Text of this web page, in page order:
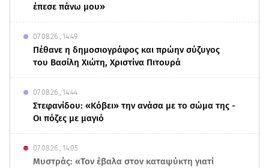
έπεσε πάνω μου»
07.08.26 , 14:49
Πέθανε η δημοσιογράφος και πρώην σύζυγος
του Βασίλη Χιώτη, Χριστίνα Πιτουρά
07.08.26 , 14:44
Στεφανίδου: «Κόβει» την ανάσα με το σώμα της -
Οι πόζες με μαγιό
07.08.26 , 14:05
Μυστράς: «Τον έβαλα στον καταψύκτη γιατί